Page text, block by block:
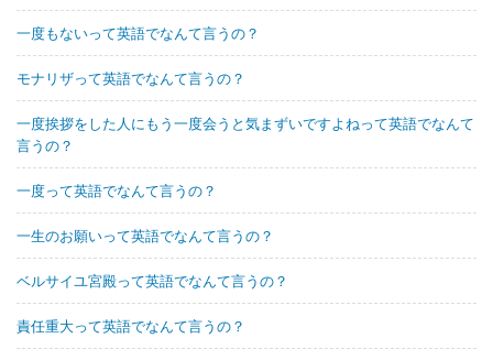
一度もないって英語でなんて言うの？
モナリザって英語でなんて言うの？
一度挨拶をした人にもう一度会うと気まずいですよねって英語でなんて
言うの？
一度って英語でなんて言うの？
一生のお願いって英語でなんて言うの？
ベルサイユ宮殿って英語でなんて言うの？
責任重大って英語でなんて言うの？